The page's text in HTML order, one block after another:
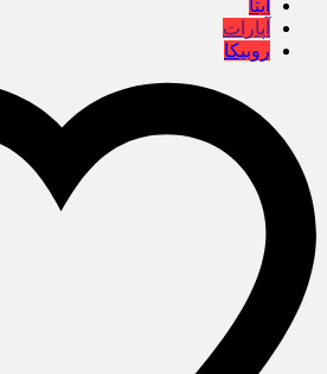
ایتا
آپارات
روبیکا